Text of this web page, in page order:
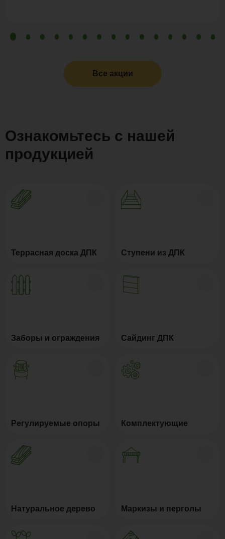
Все акции
Ознакомьтесь с нашей
продукцией
Террасная доска ДПК Ступени из ДПК
Заборы и ограждения Сайдинг ДПК
Регулируемые опоры Комплектующие
Натуральное дерево Маркизы и перголы